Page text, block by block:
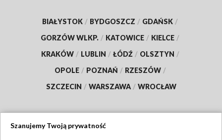
BIAŁYSTOK / BYDGOSZCZ / GDAŃSK /
GORZÓW WLKP. / KATOWICE / KIELCE /
KRAKÓW / LUBLIN / ŁÓDŹ / OLSZTYN /
OPOLE / POZNAŃ / RZESZÓW /
SZCZECIN / WARSZAWA / WROCŁAW
Szanujemy Twoją prywatność